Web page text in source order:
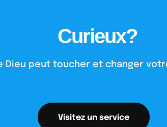
Curieux?
Dieu peut toucher et changer
Visitez un service